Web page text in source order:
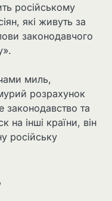
російському
які живуть за
законодавчого
миль,
розрахунок
та
на інші країни, він
російську